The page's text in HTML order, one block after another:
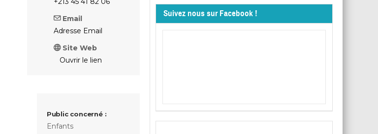
Email
Adresse Email
Site Web
Ouvrir le lien
Public concerné :
Enfants
Suivez nous sur Facebook !